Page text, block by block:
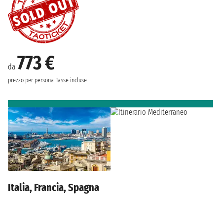
da 773 €
prezzo per persona Tasse incluse
Italia, Francia, Spagna